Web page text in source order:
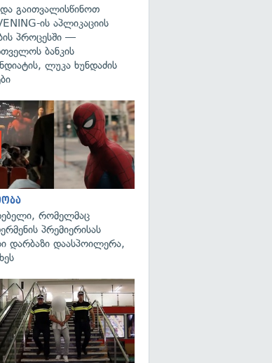
გაითვალისწინოთ
ის აპლიკაციის
პროცესში —
ბანკის
ლუკა ხუნდაძის
რომელმაც
პრემიერისას
დარბაზი დაასპოილერა,